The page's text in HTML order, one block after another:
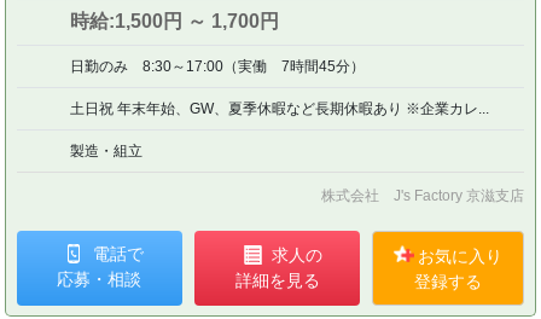
時給:1,500円 ～ 1,700円
日勤のみ 8:30～17:00（実働 7時間45分）
土日祝 年末年始、GW、夏季休暇など長期休暇あり ※企業カレ...
製造・組立
株式会社 J's Factory 京滋支店
電話で
応募・相談
求人の
詳細を見る
お気に入り
登録する